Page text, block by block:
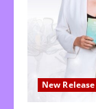
New Release